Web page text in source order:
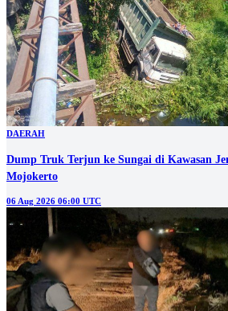
DAERAH
Dump Truk Terjun ke Sungai di Kawasan
Mojokerto
06 Aug 2026 06:00 UTC